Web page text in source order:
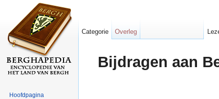
Bijdragen aan
Categorie Overleg
Hoofdpagina